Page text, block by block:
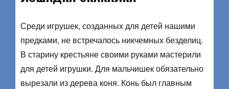
Среди игрушек, созданных для детей нашими
предками, не встречалось никчемных безделиц.
В старину крестьяне своими руками мастерили
для детей игрушки. Для мальчишек обязательно
вырезали из дерева коня. Конь был главным